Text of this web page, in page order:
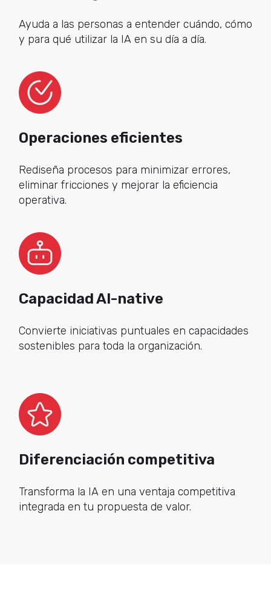
Ayuda a las personas a entender cuándo, cómo
y para qué utilizar la IA en su día a día.
Operaciones eficientes
Rediseña procesos para minimizar errores,
eliminar fricciones y mejorar la eficiencia
operativa.
Capacidad AI-native
Convierte iniciativas puntuales en capacidades
sostenibles para toda la organización.
Diferenciación competitiva
Transforma la IA en una ventaja competitiva
integrada en tu propuesta de valor.